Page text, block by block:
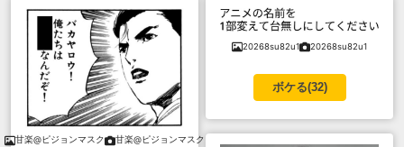
甘楽@ピジョンマスク 甘楽@ピジョンマスク
20268su82u1 20268su82u1
ボケる(32)